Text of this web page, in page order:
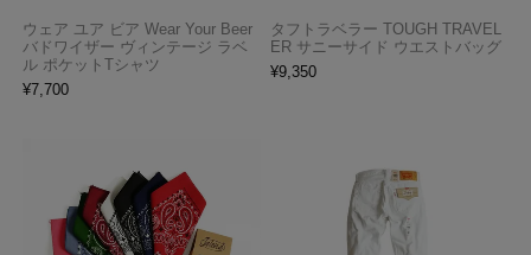
ウェア ユア ビア Wear Your Beer
バドワイザー ヴィンテージ ラベ
ル ポケットTシャツ
¥7,700
タフトラベラー TOUGH TRAVEL
ER サニーサイド ウエストバッグ
¥9,350